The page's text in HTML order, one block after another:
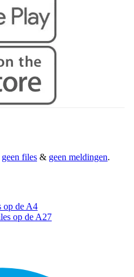
geen files & geen meldingen.
op de A4
op de A27